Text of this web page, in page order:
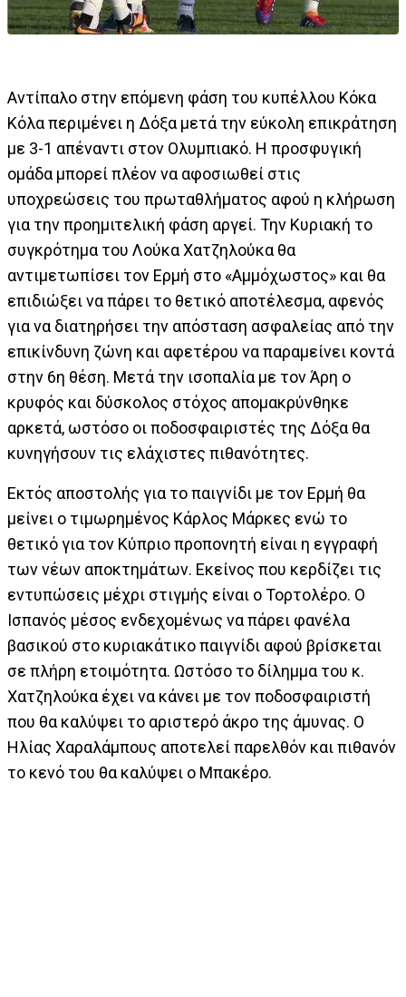
Αντίπαλο στην επόμενη φάση του κυπέλλου Κόκα
Κόλα περιμένει η Δόξα μετά την εύκολη επικράτηση
με 3-1 απέναντι στον Ολυμπιακό. Η προσφυγική
ομάδα μπορεί πλέον να αφοσιωθεί στις
υποχρεώσεις του πρωταθλήματος αφού η κλήρωση
για την προημιτελική φάση αργεί. Την Κυριακή το
συγκρότημα του Λούκα Χατζηλούκα θα
αντιμετωπίσει τον Ερμή στο «Αμμόχωστος» και θα
επιδιώξει να πάρει το θετικό αποτέλεσμα, αφενός
για να διατηρήσει την απόσταση ασφαλείας από την
επικίνδυνη ζώνη και αφετέρου να παραμείνει κοντά
στην 6η θέση. Μετά την ισοπαλία με τον Άρη ο
κρυφός και δύσκολος στόχος απομακρύνθηκε
αρκετά, ωστόσο οι ποδοσφαιριστές της Δόξα θα
κυνηγήσουν τις ελάχιστες πιθανότητες.
Εκτός αποστολής για το παιγνίδι με τον Ερμή θα
μείνει ο τιμωρημένος Κάρλος Μάρκες ενώ το
θετικό για τον Κύπριο προπονητή είναι η εγγραφή
των νέων αποκτημάτων. Εκείνος που κερδίζει τις
εντυπώσεις μέχρι στιγμής είναι ο Τορτολέρο. Ο
Ισπανός μέσος ενδεχομένως να πάρει φανέλα
βασικού στο κυριακάτικο παιγνίδι αφού βρίσκεται
σε πλήρη ετοιμότητα. Ωστόσο το δίλημμα του κ.
Χατζηλούκα έχει να κάνει με τον ποδοσφαιριστή
που θα καλύψει το αριστερό άκρο της άμυνας. Ο
Ηλίας Χαραλάμπους αποτελεί παρελθόν και πιθανόν
το κενό του θα καλύψει ο Μπακέρο.